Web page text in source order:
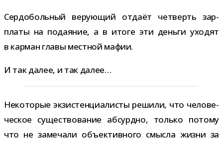
Сердобольный веру­ю­щий отдаёт чет­верть зар­
платы на пода­я­ние, а в итоге эти деньги ухо­дят
в кар­ман главы мест­ной мафии.
И так далее, и так далее…
Некоторые экзи­стен­ци­а­ли­сты решили, что чело­ве­
че­ское суще­ство­ва­ние абсурдно, только потому
что не заме­чали объ­ек­тив­ного смысла жизни за